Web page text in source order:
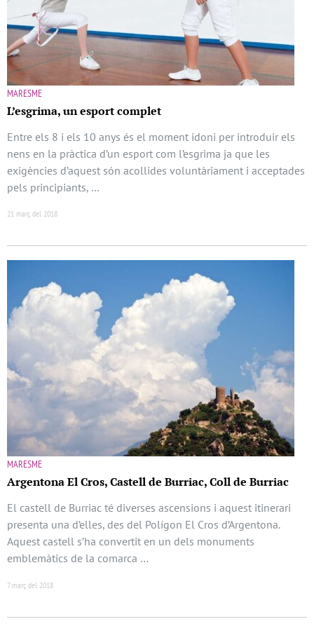
MARESME
L’esgrima, un esport complet
Entre els 8 i els 10 anys és el moment idoni per introduir els
nens en la pràctica d’un esport com l’esgrima ja que les
exigències d’aquest són acollides voluntàriament i acceptades
pels principiants, …
21 març del 2018
MARESME
Argentona El Cros, Castell de Burriac, Coll de Burriac
El castell de Burriac té diverses ascensions i aquest itinerari
presenta una d’elles, des del Polígon El Cros d’Argentona.
Aquest castell s’ha convertit en un dels monuments
emblemàtics de la comarca …
7 març del 2018